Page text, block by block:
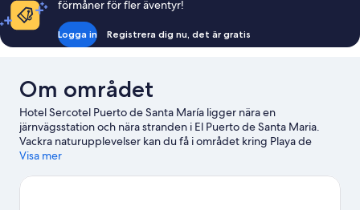
förmåner för fler äventyr!
Logga in Registrera dig nu, det är gratis
Om området
Hotel Sercotel Puerto de Santa María ligger nära en
järnvägsstation och nära stranden i El Puerto de Santa Maria.
Vackra naturupplevelser kan du få i området kring Playa de
Valdelagrana och Playa de la Victoria. Aqualand bahia de Cadiz
vår reseguide för El Puerto de Santa Maria
Visa mer